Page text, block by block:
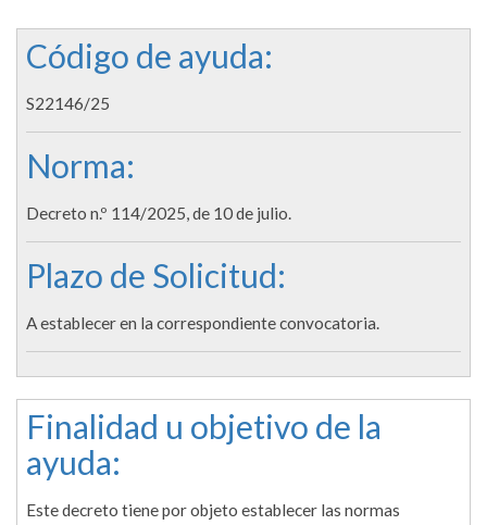
Código de ayuda:
S22146/25
Norma:
Decreto n.º 114/2025, de 10 de julio.
Plazo de Solicitud:
A establecer en la correspondiente convocatoria.
Finalidad u objetivo de la
ayuda:
Este decreto tiene por objeto establecer las normas